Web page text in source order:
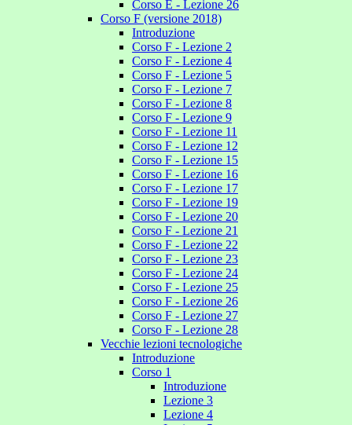
Corso E - Lezione 26
Corso F (versione 2018)
Introduzione
Corso F - Lezione 2
Corso F - Lezione 4
Corso F - Lezione 5
Corso F - Lezione 7
Corso F - Lezione 8
Corso F - Lezione 9
Corso F - Lezione 11
Corso F - Lezione 12
Corso F - Lezione 15
Corso F - Lezione 16
Corso F - Lezione 17
Corso F - Lezione 19
Corso F - Lezione 20
Corso F - Lezione 21
Corso F - Lezione 22
Corso F - Lezione 23
Corso F - Lezione 24
Corso F - Lezione 25
Corso F - Lezione 26
Corso F - Lezione 27
Corso F - Lezione 28
Vecchie lezioni tecnologiche
Introduzione
Corso 1
Introduzione
Lezione 3
Lezione 4